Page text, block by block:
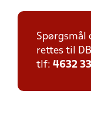
Spørgsmål
rettes til
tlf: 4632